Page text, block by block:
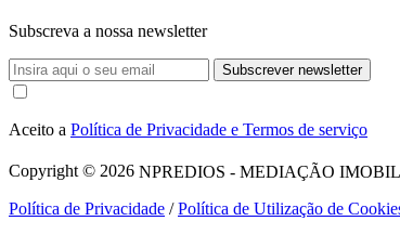
Subscreva a nossa newsletter
Subscrever newsletter
Aceito a Política de Privacidade e Termos de serviço
Copyright © 2026 NPREDIOS - MEDIAÇÃO
Política de Privacidade /Política de Utilização de